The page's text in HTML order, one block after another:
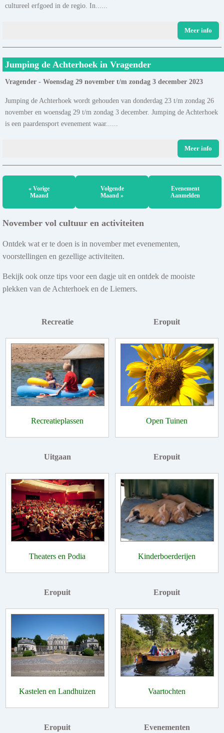
cultureel erfgoed in de regio. In......
Meer info
Jumping de Achterhoek in Vragender
Vragender - Woensdag 29 november t/m zondag 3 december 2023
Jumping de Achterhoek wordt gehouden van donderdag 23 t/m zondag 26
november en woensdag 29 t/m zondag 3 december. Jumping de Achterhoek
is een paardensport evenement waar......
Meer info
« Vorige
Maand
Volgende
Maand »
Evenement
Aanmelden
November vol cultuur en activiteiten
Ontdek wat er te doen is in november met evenementen,
voorstellingen en gezellige activiteiten.
Bekijk ook onze tips voor een dagje uit en ontdek de mooiste
plekken van de Achterhoek en de Liemers.
Recreatie
Recreatieplassen
Eropuit
Open Tuinen
Uitgaan
Theaters en Podia
Eropuit
Kinderboerderijen
Eropuit
Kastelen en Landhuizen
Eropuit
Vaartochten
Eropuit Evenementen